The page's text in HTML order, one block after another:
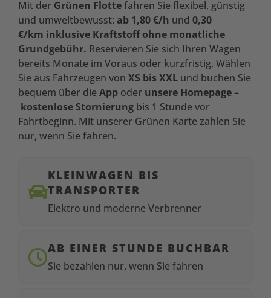
Mit der Grünen Flottefahren Sie flexibel, günstig
und umweltbewusst: ab 1,80 €/h und 0,30
€/km inklusive Kraftstoff ohne monatliche
Grundgebühr. Reservieren Sie sich Ihren Wagen
bereits Monate im Voraus oder kurzfristig. Wählen
Sie aus Fahrzeugen von XS bis XXL und buchen Sie
bequem über dieApp oder unsere Homepage–
kostenlose Stornierung bis 1 Stunde vor
Fahrtbeginn. Mit unserer Grünen Karte zahlen Sie
nur, wenn Sie fahren.​

KLEINWAGEN BIS
TRANSPORTER
Elektro und moderneVerbrenner
AB EINER STUNDE BUCHBAR
Sie bezahlen nur, wenn Sie fahren